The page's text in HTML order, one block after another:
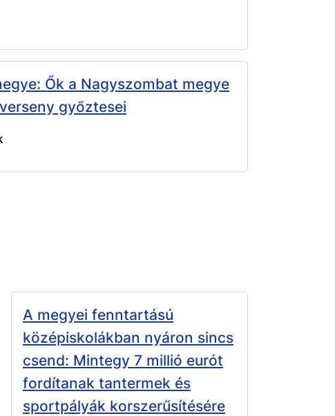
Ők a Nagyszombat megye
győztesei
A megyei fenntartású
középiskolákban nyáron sincs
csend: Mintegy 7 millió eurót
fordítanak tantermek és
sportpályák korszerűsítésére